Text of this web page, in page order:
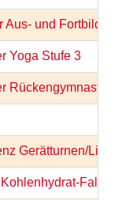
Aus- und
Yoga Stufe 3
Rückengymnastik
Gerätturnen/
Falle